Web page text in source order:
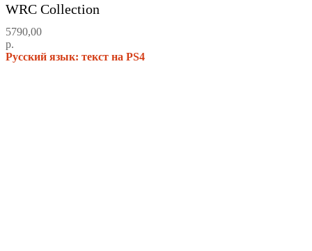
WRC Collection
5790,00
р.
Русский язык: текст на PS4